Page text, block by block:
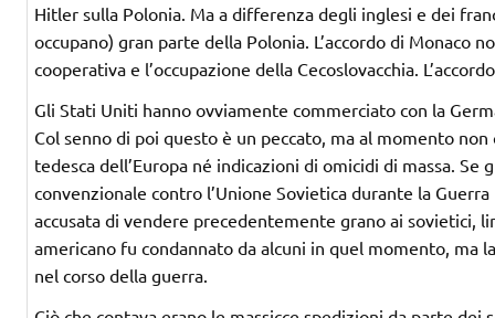
Hitler sulla Polonia. Ma a differenza degli inglesi e dei
occupano) gran parte della Polonia. L’accordo di Monaco
cooperativa e l’occupazione della Cecoslovacchia.
Gli Stati Uniti hanno ovviamente commerciato con la
Col senno di poi questo è un peccato, ma al momento non
tedesca dell’Europa né indicazioni di omicidi di massa.
convenzionale contro l’Unione Sovietica durante la
accusata di vendere precedentemente grano ai sovietici,
americano fu condannato da alcuni in quel momento, ma
nel corso della guerra.